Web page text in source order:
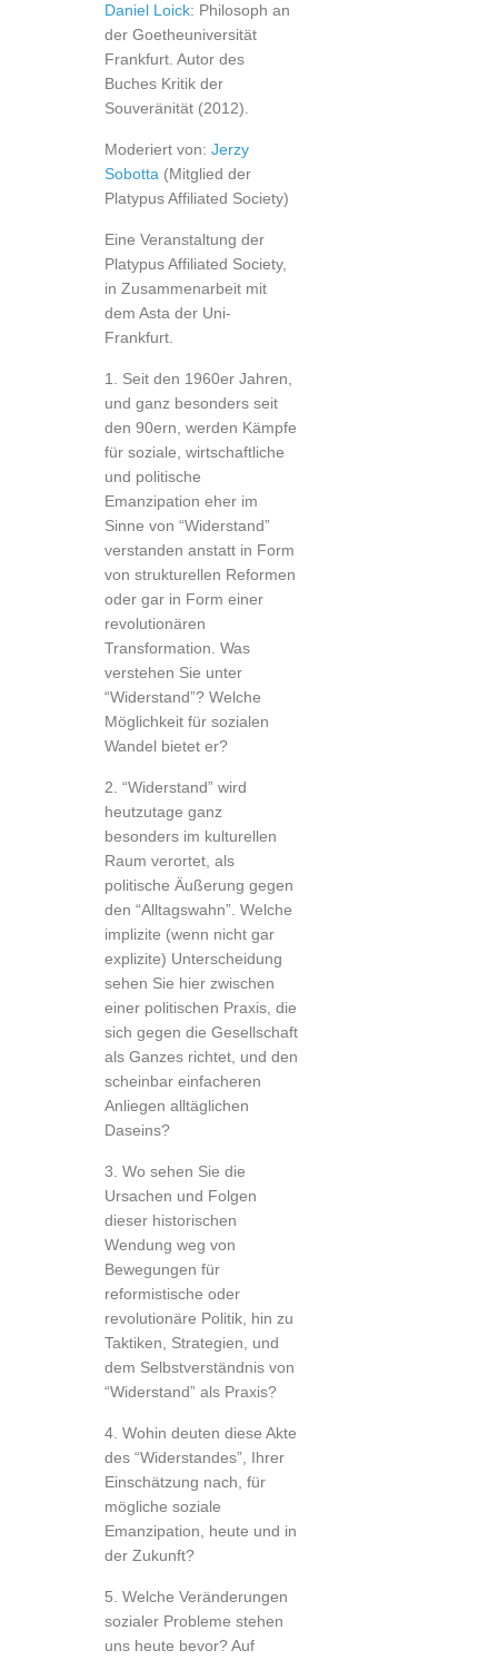
Daniel Loick: Philosoph an
der Goetheuniversität
Frankfurt. Autor des
Buches Kritik der
Souveränität (2012).
Moderiert von: Jerzy
Sobotta (Mitglied der
Platypus Affiliated Society)
Eine Veranstaltung der
Platypus Affiliated Society,
in Zusammenarbeit mit
dem Asta der Uni-
Frankfurt.
1. Seit den 1960er Jahren,
und ganz besonders seit
den 90ern, werden Kämpfe
für soziale, wirtschaftliche
und politische
Emanzipation eher im
Sinne von “Widerstand”
verstanden anstatt in Form
von strukturellen Reformen
oder gar in Form einer
revolutionären
Transformation. Was
verstehen Sie unter
“Widerstand”? Welche
Möglichkeit für sozialen
Wandel bietet er?
2. “Widerstand” wird
heutzutage ganz
besonders im kulturellen
Raum verortet, als
politische Äußerung gegen
den “Alltagswahn”. Welche
implizite (wenn nicht gar
explizite) Unterscheidung
sehen Sie hier zwischen
einer politischen Praxis, die
sich gegen die Gesellschaft
als Ganzes richtet, und den
scheinbar einfacheren
Anliegen alltäglichen
Daseins?
3. Wo sehen Sie die
Ursachen und Folgen
dieser historischen
Wendung weg von
Bewegungen für
reformistische oder
revolutionäre Politik, hin zu
Taktiken, Strategien, und
dem Selbstverständnis von
“Widerstand” als Praxis?
4. Wohin deuten diese Akte
des “Widerstandes”, Ihrer
Einschätzung nach, für
mögliche soziale
Emanzipation, heute und in
der Zukunft?
5. Welche Veränderungen
sozialer Probleme stehen
uns heute bevor? Auf